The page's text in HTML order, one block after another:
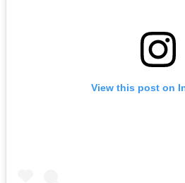
View this post on